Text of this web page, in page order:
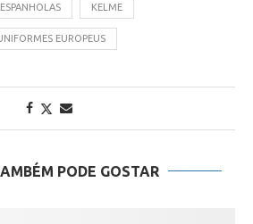
KELME
EUROPEUS
PODE GOSTAR